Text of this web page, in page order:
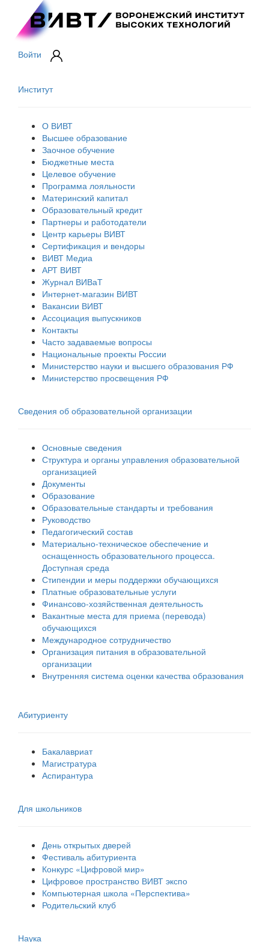
Войти
Институт
О ВИВТ
Высшее образование
Заочное обучение
Бюджетные места
Целевое обучение
Программа лояльности
Материнский капитал
Образовательный кредит
Партнеры и работодатели
Центр карьеры ВИВТ
Сертификация и вендоры
ВИВТ Медиа
АРТ ВИВТ
Журнал ВИВаТ
Интернет-магазин ВИВТ
Вакансии ВИВТ
Ассоциация выпускников
Контакты
Часто задаваемые вопросы
Национальные проекты России
Министерство науки и высшего образования РФ
Министерство просвещения РФ
Сведения об образовательной организации
Основные сведения
Структура и органы управления образовательной
организацией
Документы
Образование
Образовательные стандарты и требования
Руководство
Педагогический состав
Материально-техническое обеспечение и
оснащенность образовательного процесса.
Доступная среда
Стипендии и меры поддержки обучающихся
Платные образовательные услуги
Финансово-хозяйственная деятельность
Вакантные места для приема (перевода)
обучающихся
Международное сотрудничество
Организация питания в образовательной
организации
Внутренняя система оценки качества образования
Абитуриенту
Бакалавриат
Магистратура
Аспирантура
Для школьников
День открытых дверей
Фестиваль абитуриента
Конкурс «Цифровой мир»
Цифровое пространство ВИВТ экспо
Компьютерная школа «Перспектива»
Родительский клуб
Наука